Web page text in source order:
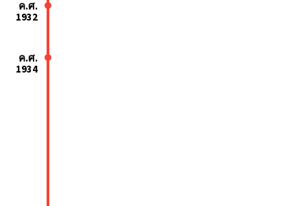
ค.ศ.
1932
ค.ศ.
1934